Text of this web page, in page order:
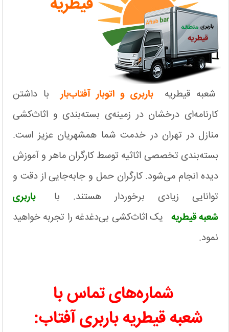
شعبه قیطریه باربری و اتوبار آفتاب‌بار با داشتن
کارنامه‌ای درخشان در زمینه‌ی بسته‌بندی و اثاث‌کشی
منازل در تهران در خدمت شما همشهریان عزیز است.
بسته‌بندی تخصصی اثاثیه توسط کارگران ماهر و آموزش
دیده انجام می‌شود. کارگران حمل و جابه‌جایی از دقت و
توانایی زیادی برخوردار هستند. با
باربری
شعبه قیطریه یک اثاث‌کشی بی‌دغدغه را تجربه خواهید
نمود.
شماره‌‌های تماس با
شعبه قیطریه باربری آفتاب: